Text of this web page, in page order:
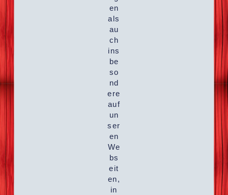
en
als
au
ch
ins
be
so
nd
ere
auf
un
ser
en
We
bs
eit
en,
in